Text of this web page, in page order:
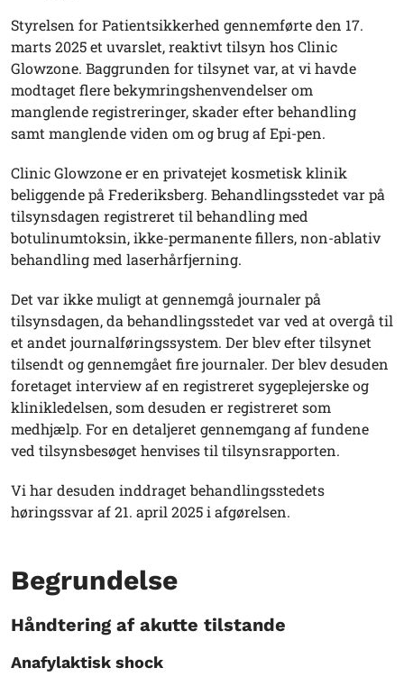
Styrelsen for Patientsikkerhed gennemførte den 17.
marts 2025 et uvarslet, reaktivt tilsyn hos Clinic
Glowzone. Baggrunden for tilsynet var, at vi havde
modtaget flere bekymringshenvendelser om
manglende registreringer, skader efter behandling
samt manglende viden om og brug af Epi-pen.
Clinic Glowzone er en privatejet kosmetisk klinik
beliggende på Frederiksberg. Behandlingsstedet var på
tilsynsdagen registreret til behandling med
botulinumtoksin, ikke-permanente fillers, non-ablativ
behandling med laserhårfjerning.
Det var ikke muligt at gennemgå journaler på
tilsynsdagen, da behandlingsstedet var ved at overgå til
et andet journalføringssystem. Der blev efter tilsynet
tilsendt og gennemgået fire journaler. Der blev desuden
foretaget interview af en registreret sygeplejerske og
klinikledelsen, som desuden er registreret som
medhjælp. For en detaljeret gennemgang af fundene
ved tilsynsbesøget henvises til tilsynsrapporten.
Vi har desuden inddraget behandlingsstedets
høringssvar af 21. april 2025 i afgørelsen.
Begrundelse
Håndtering af akutte tilstande
Anafylaktisk shock